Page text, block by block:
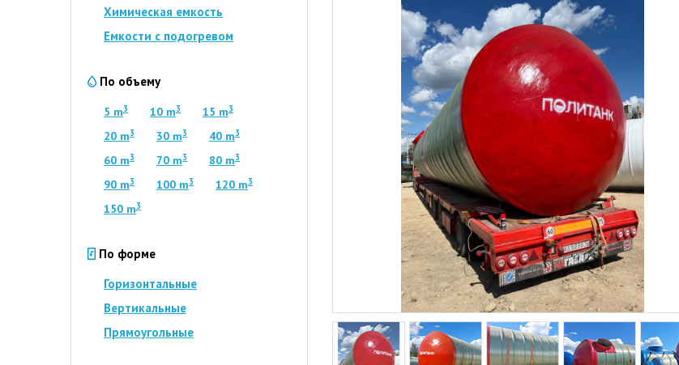
Химическая емкость
Емкости с подогревом
По объему
5 m3 10 m3 15 m3
20 m3 30 m3 40 m3
60 m3 70 m3 80 m3
90 m3 100 m3 120 m3
150 m3
По форме
Горизонтальные
Вертикальные
Прямоугольные